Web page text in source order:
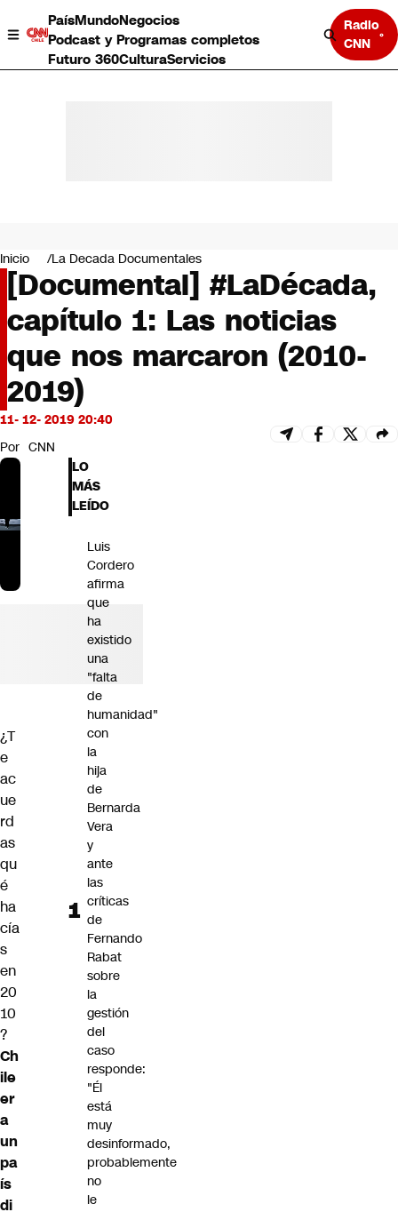
PaísMundoNegocios
Podcast y Programas completos
Futuro 360CulturaServicios
Radio
CNN
Negocios
Deportes
Programas completos
Cultura
Servicios
Bits
CNN Data
CNN tiempo
Futuro 360
Inicio La Decada Documentales
[Documental] #LaDécada,
capítulo 1: Las noticias
que nos marcaron (2010-
2019)
11- 12- 2019 20:40
Por CNN
¿T
e
ac
ue
rd
as
qu
é
ha
cía
s
en
20
10
?
Ch
ile
er
a
un
pa
ís
di
LO
MÁS
LEÍDO
Luis
Cordero
afirma
que
ha
existido
una
"falta
de
humanidad"
con
la
hija
de
Bernarda
Vera
y
ante
las
críticas
de
Fernando
Rabat
sobre
la
gestión
del
caso
responde:
"Él
está
muy
desinformado,
probablemente
no
le